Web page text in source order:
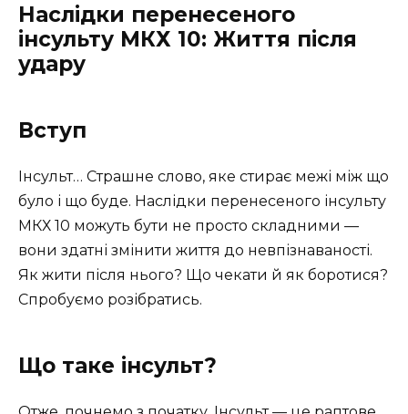
Наслідки перенесеного
інсульту МКХ 10: Життя після
удару
Вступ
Інсульт… Страшне слово, яке стирає межі між що
було і що буде. Наслідки перенесеного інсульту
МКХ 10 можуть бути не просто складними —
вони здатні змінити життя до невпізнаваності.
Як жити після нього? Що чекати й як боротися?
Спробуємо розібратись.
Що таке інсульт?